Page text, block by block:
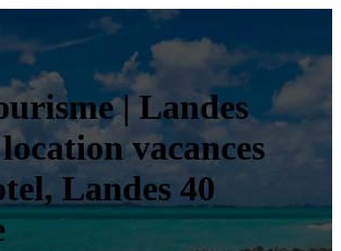
| Landes
vacances
Landes 40